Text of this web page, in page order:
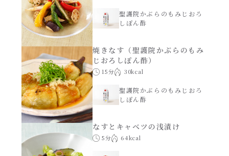
聖護院かぶらのもみじおろ
しぽん酢
焼きなす（聖護院かぶらのもみ
じおろしぽん酢）
15分 30kcal
聖護院かぶらのもみじおろ
しぽん酢
なすとキャベツの浅漬け
5分 64kcal